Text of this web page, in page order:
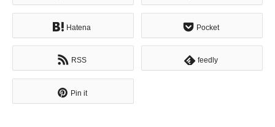
Hatena Pocket
RSS feedly
Pin it